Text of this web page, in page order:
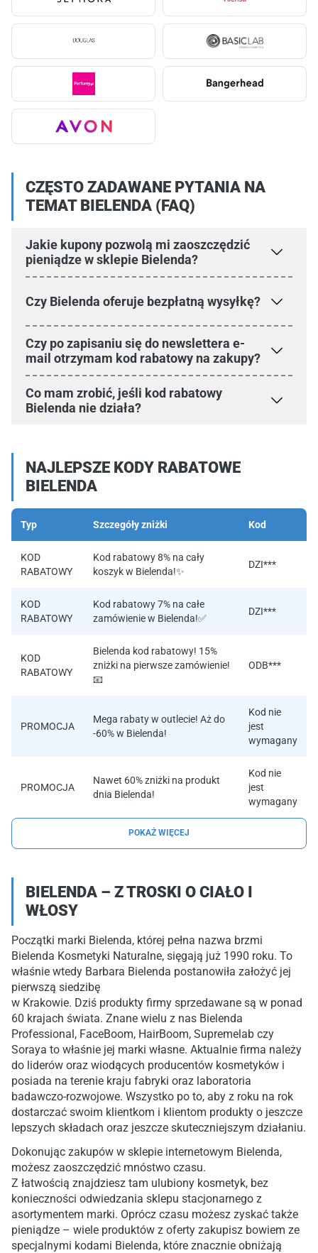
CZĘSTO ZADAWANE PYTANIA NA
TEMAT BIELENDA (FAQ)
Jakie kupony pozwolą mi zaoszczędzić
pieniądze w sklepie Bielenda?
Czy Bielenda oferuje bezpłatną wysyłkę?
Czy po zapisaniu się do newslettera e-
mail otrzymam kod rabatowy na zakupy?
Co mam zrobić, jeśli kod rabatowy
Bielenda nie działa?
NAJLEPSZE KODY RABATOWE
BIELENDA
Typ Szczegóły zniżki Kod
KOD
RABATOWY
Kod rabatowy 8% na cały
koszyk w Bielenda!✨
DZI***
KOD
RABATOWY
Kod rabatowy 7% na całe
zamówienie w Bielenda!✅
DZI***
KOD
RABATOWY
Bielenda kod rabatowy! 15%
zniżki na pierwsze zamówienie!
📧
ODB***
PROMOCJA
Mega rabaty w outlecie! Aż do
-60% w Bielenda!
Kod nie
jest
wymagany
PROMOCJA
Nawet 60% zniżki na produkt
dnia Bielenda!
Kod nie
jest
wymagany
POKAŻ WIĘCEJ
BIELENDA – Z TROSKI O CIAŁO I
WŁOSY
Początki marki Bielenda, której pełna nazwa brzmi
Bielenda Kosmetyki Naturalne, sięgają już 1990 roku. To
właśnie wtedy Barbara Bielenda postanowiła założyć jej
pierwszą siedzibę
w Krakowie. Dziś produkty firmy sprzedawane są w ponad
60 krajach świata. Znane wielu z nas Bielenda
Professional, FaceBoom, HairBoom, Supremelab czy
Soraya to właśnie jej marki własne. Aktualnie firma należy
do liderów oraz wiodących producentów kosmetyków i
posiada na terenie kraju fabryki oraz laboratoria
badawczo-rozwojowe. Wszystko po to, aby z roku na rok
dostarczać swoim klientkom i klientom produkty o jeszcze
lepszych składach oraz jeszcze skuteczniejszym działaniu.
Dokonując zakupów w sklepie internetowym Bielenda,
możesz zaoszczędzić mnóstwo czasu.
Z łatwością znajdziesz tam ulubiony kosmetyk, bez
konieczności odwiedzania sklepu stacjonarnego z
asortymentem marki. Oprócz czasu możesz zyskać także
pieniądze – wiele produktów z oferty zakupisz bowiem ze
specjalnymi kodami Bielenda, które znacznie obniżają